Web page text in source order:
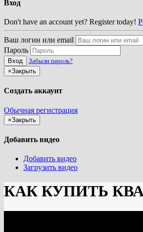
Вход
Don't have an account yet? Register today!
Ваш логин или email
Пароль
Вход
Забыли пароль?
×Закрыть
Создать аккаунт
Обычная регистрация
×Закрыть
Добавить видео
Добавить видео
Загрузить видео
КАК КУПИТЬ